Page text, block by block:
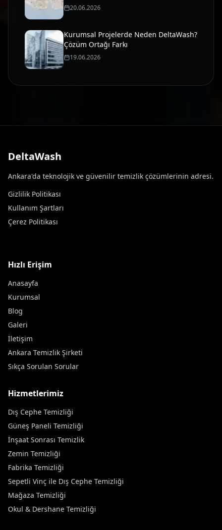
20.06.2026
Kurumsal Projelerde Neden DeltaWash?
Çözüm Ortağı Farkı
19.06.2026
DeltaWash
Ankara'da teknolojik ve güvenilir temizlik çözümlerinin adresi.
Gizlilik Politikası
Kullanım Şartları
Çerez Politikası
Hızlı Erişim
Anasayfa
Kurumsal
Blog
Galeri
İletişim
Ankara Temizlik Şirketi
Sıkça Sorulan Sorular
Hizmetlerimiz
Dış Cephe Temizliği
Güneş Paneli Temizliği
İnşaat Sonrası Temizlik
Zemin Temizliği
Fabrika Temizliği
Sepetli Vinç ile Dış Cephe Temizliği
Mağaza Temizliği
Okul & Dershane Temizliği